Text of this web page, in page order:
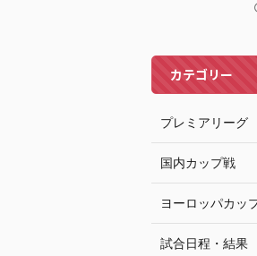
カテゴリー
プレミアリーグ
国内カップ戦
ヨーロッパカッ
試合日程・結果